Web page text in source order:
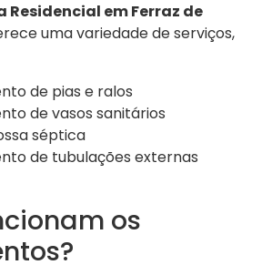
Residencial em Ferraz de
uma variedade de serviços,
de pias e ralos
de vasos sanitários
séptica
de tubulações externas
os